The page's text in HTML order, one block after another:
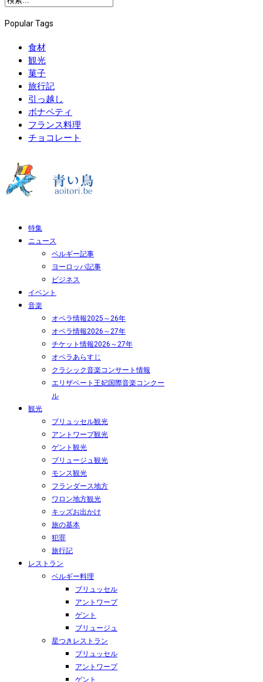
Popular Tags
食材
観光
菓子
旅行記
引っ越し
ボナペティ
フランス料理
チョコレート
特集
ニュース
ベルギー記事
ヨーロッパ記事
ビジネス
イベント
音楽
オペラ情報2025～26年
オペラ情報2026～27年
チケット情報2026～27年
オペラあらすじ
クラシック音楽コンサート情報
エリザベート王妃国際音楽コンクー
ル
観光
ブリュッセル観光
アントワープ観光
ゲント観光
ブリュージュ観光
モンス観光
フランダース地方
ワロン地方観光
キッズお出かけ
旅の基本
犯罪
旅行記
レストラン
ベルギー料理
ブリュッセル
アントワープ
ゲント
ブリュージュ
星つきレストラン
ブリュッセル
アントワープ
ゲント